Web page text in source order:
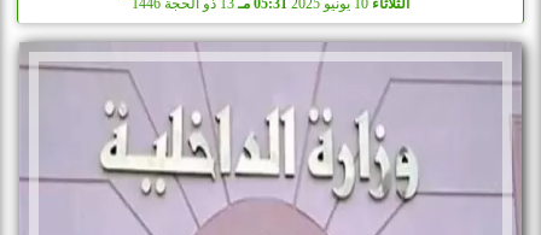
الثلاثاء 05:31 مـ 13 ذو الحجة 1446